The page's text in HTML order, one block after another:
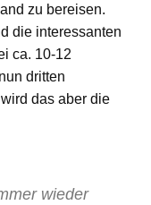
zu bereisen.
die interessanten
ca. 10-12
dritten
das aber die
wieder